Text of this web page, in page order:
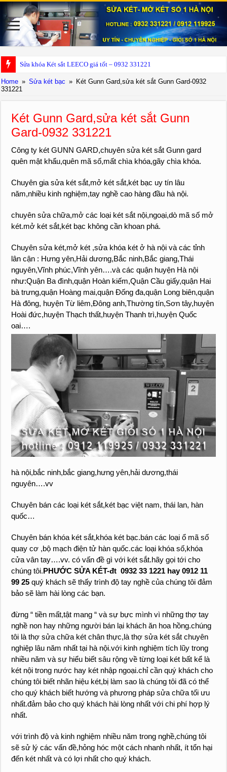
Sửa khóa Két sắt LEECO giá tốt – 0932 331221
Home » Sửa két bạc » Két Gunn Gard,sửa két sắt Gunn Gard-0932
331221
Két Gunn Gard,sửa két sắt Gunn
Gard-0932 331221
Công ty két GUNN GARD,chuyên sửa két sắt Gunn gard
quên mật khẩu,quên mã số,mất chìa khóa,gãy chìa khóa.
Chuyên gia sửa két sắt,mở két sắt,két bạc uy tín lâu
năm,nhiều kinh nghiệm,tay nghề cao hàng đầu hà nội.
chuyên sửa chữa,mở các loại két sắt nội,ngoại,dò mã số mở
két.mở két sắt,két bạc không cần khoan phá.
Chuyên sửa két,mở két ,sửa khóa két ở hà nội và các tỉnh
lân cận : Hưng yên,Hải dương,Bắc ninh,Bắc giang,Thái
nguyên,Vĩnh phúc,Vĩnh yên….và các quận huyện Hà nội
như:Quận Ba đình,quận Hoàn kiếm,Quận Cầu giấy,quận Hai
bà trưng,quận Hoàng mai,quận Đống đa,quận Long biên,quận
Hà đông, huyện Từ liêm,Đông anh,Thường tín,Sơn tây,huyện
Hoài đức,huyện Thạch thất,huyện Thanh trì,huyện Quốc
oai….
hà nội,bắc ninh,bắc giang,hưng yên,hải dương,thái
nguyên….vv
Chuyên bán các loại két sắt,két bạc việt nam, thái lan, hàn
quốc…
Chuyên bán khóa két sắt,khóa két bạc.bán các loại ổ mã số
quay cơ ,bộ mạch điện tử hàn quốc.các loại khóa số,khóa
cửa vân tay….vv. có vấn đề gì với két sắt.hãy gọi tới cho
chúng tôi.PHƯỚC SỬA KÉT-đt 0932 33 1221 hay 0912 11
99 25 quý khách sẽ thấy trình độ tay nghề của chúng tôi đảm
bảo sẽ làm hài lòng các bạn.
đừng “ tiền mất,tật mang “ và sự bực mình vì những thợ tay
nghề non hay những người bán lại khách ăn hoa hồng.chúng
tôi là thợ sửa chữa két chân thực,là thợ sửa két sắt chuyên
nghiệp lâu năm nhất tại hà nội.với kinh nghiệm tích lũy trong
nhiều năm và sự hiểu biết sâu rộng về từng loại két bất kể là
két nội trong nước hay két nhập ngoại.chỉ cần quý khách cho
chúng tôi biết nhãn hiệu két,bị làm sao là chúng tôi đã có thể
cho quý khách biết hướng và phương pháp sửa chữa tối ưu
nhất.đảm bảo cho quý khách hài lòng nhất với chi phí hợp lý
nhất.
với trình độ và kinh nghiệm nhiều năm trong nghề,chúng tôi
sẽ sử lý các vấn đề,hỏng hóc một cách nhanh nhất, ít tổn hại
đến két nhất và có lợi nhất cho quý khách.